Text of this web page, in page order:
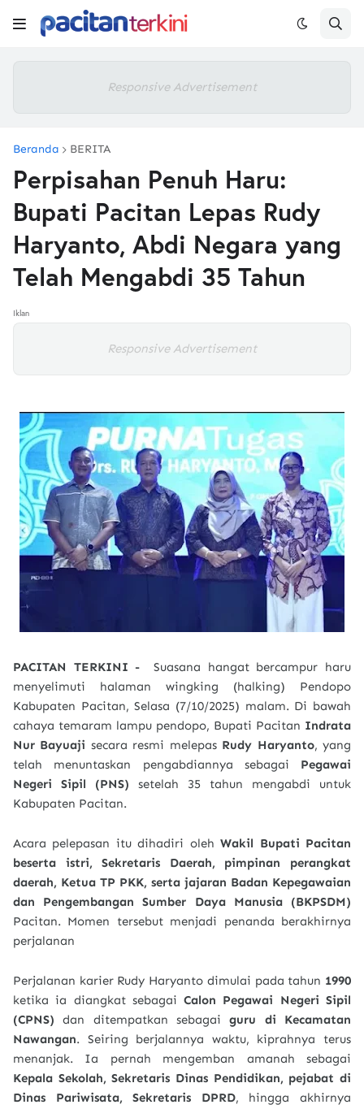
Responsive Advertisement
Beranda BERITA
Perpisahan Penuh Haru:
Bupati Pacitan Lepas Rudy
Haryanto, Abdi Negara yang
Telah Mengabdi 35 Tahun
Iklan
Responsive Advertisement
PACITAN TERKINI -
Suasana hangat bercampur haru
menyelimuti halaman wingking (halking) Pendopo
Kabupaten Pacitan, Selasa (7/10/2025) malam. Di bawah
cahaya temaram lampu pendopo, Bupati Pacitan Indrata
Nur Bayuaji secara resmi melepas Rudy Haryanto, yang
telah menuntaskan pengabdiannya sebagai Pegawai
Negeri Sipil (PNS) setelah 35 tahun mengabdi untuk
Kabupaten Pacitan.
Acara pelepasan itu dihadiri olehWakil Bupati Pacitan
beserta istri, Sekretaris Daerah, pimpinan perangkat
daerah, Ketua TP PKK, serta jajaran Badan Kepegawaian
dan Pengembangan Sumber Daya Manusia (BKPSDM)
Pacitan. Momen tersebut menjadi penanda berakhirnya
perjalanan
Perjalanan karier Rudy Haryanto dimulai pada tahun 1990
ketika ia diangkat sebagaiCalon Pegawai Negeri Sipil
(CPNS) dan ditempatkan sebagaiguru di Kecamatan
Nawangan. Seiring berjalannya waktu, kiprahnya terus
menanjak. Ia pernah mengemban amanah sebagai
Kepala Sekolah, Sekretaris Dinas Pendidikan, pejabat di
Dinas Pariwisata, Sekretaris DPRD, hingga akhirnya